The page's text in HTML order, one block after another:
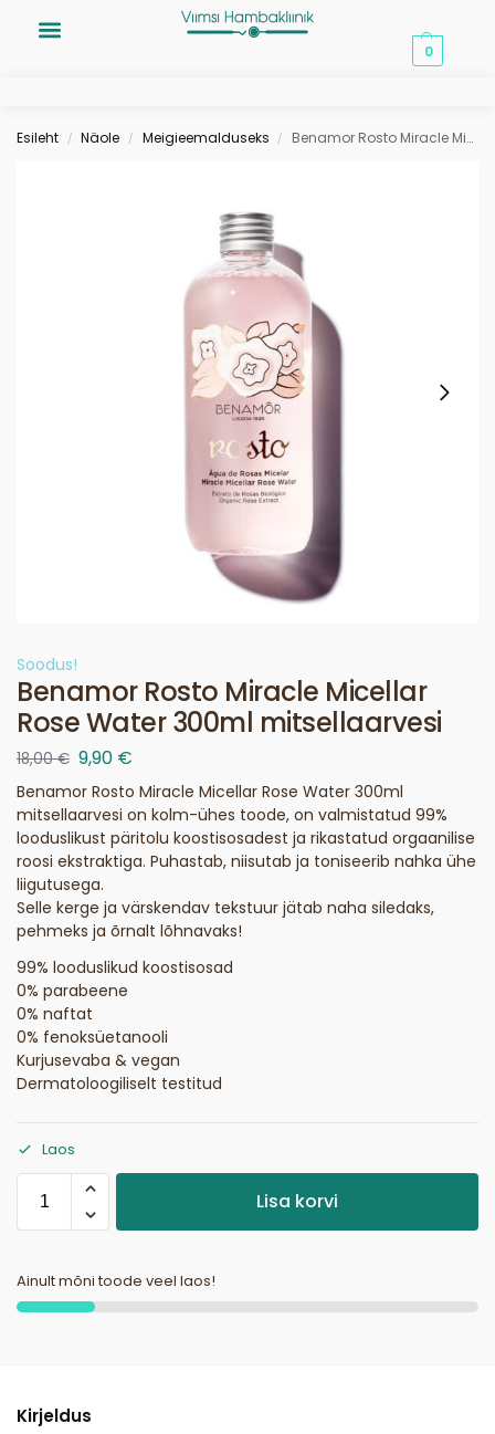
0
Esileht / Näole / Meigieemalduseks / Benamor Rosto Miracle Micellar Rose Water 300ml mitsellaarvesi
Soodus!
Benamor Rosto Miracle Micellar
Rose Water 300ml mitsellaarvesi
18,00€ 9,90 €
Benamor Rosto Miracle Micellar Rose Water 300ml
mitsellaarvesi on kolm-ühes toode, on valmistatud 99%
looduslikust päritolu koostisosadest ja rikastatud orgaanilise
roosi ekstraktiga. Puhastab, niisutab ja toniseerib nahka ühe
liigutusega.
Selle kerge ja värskendav tekstuur jätab naha siledaks,
pehmeks ja õrnalt lõhnavaks!
99% looduslikud koostisosad
0% parabeene
0% naftat
0% fenoksüetanooli
Kurjusevaba & vegan
Dermatoloogiliselt testitud
Laos
Lisa korvi
Ainult mõni toode veel laos!
Kirjeldus